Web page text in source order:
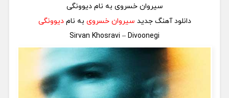
سیروان خسروی به نامدیوونگی
دانلود آهنگ جدید سیروان خسروی به نام دیوونگی
Sirvan Khosravi – Divoonegi